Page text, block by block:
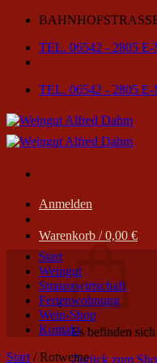
Zum
springenTEL. 06542 - 2805 E-
TEL. 06542 - 2805 E-
Anmelden
Warenkorb /0,00 €
Es befinden
Zurück zum
Start
Weingut
Strausswirtschaft
Ferienwohnung
Wein-Shop
Kontakt
Start /Rotweine